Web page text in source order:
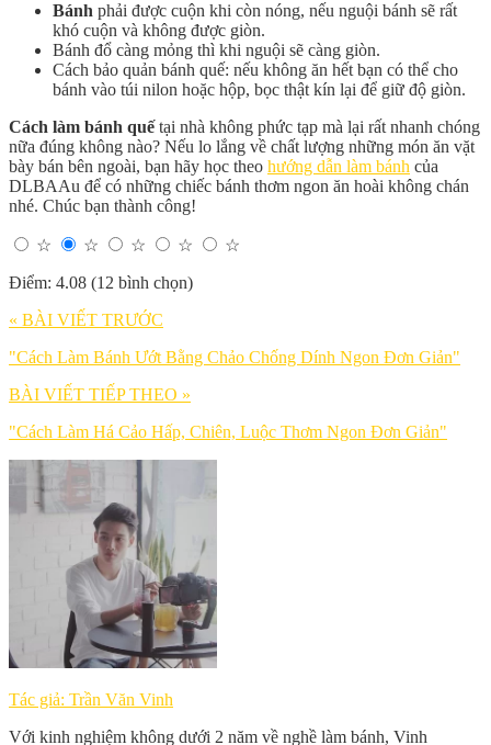
Bánh phải được cuộn khi còn nóng, nếu nguội bánh sẽ rất
khó cuộn và không được giòn.
Bánh đổ càng mỏng thì khi nguội sẽ càng giòn.
Cách bảo quản bánh quế: nếu không ăn hết bạn có thể cho
bánh vào túi nilon hoặc hộp, bọc thật kín lại để giữ độ giòn.
Cách làm bánh quếtại nhà không phức tạp mà lại rất nhanh chóng
nữa đúng không nào? Nếu lo lắng về chất lượng những món ăn vặt
bày bán bên ngoài, bạn hãy học theo hướng dẫn làm bánh của
DLBAAu để có những chiếc bánh thơm ngon ăn hoài không chán
nhé. Chúc bạn thành công!
☆ ☆ ☆ ☆
☆
Điểm: 4.08 (12 bình chọn)
« BÀI VIẾT TRƯỚC
"Cách Làm Bánh Ướt Bằng Chảo Chống Dính Ngon Đơn Giản"
BÀI VIẾT TIẾP THEO »
"Cách Làm Há Cảo Hấp, Chiên, Luộc Thơm Ngon Đơn Giản"
Tác giả: Trần Văn Vinh
Với kinh nghiệm không dưới 2 năm về nghề làm bánh, Vinh